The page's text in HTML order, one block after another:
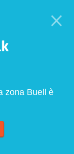
zona Buell è